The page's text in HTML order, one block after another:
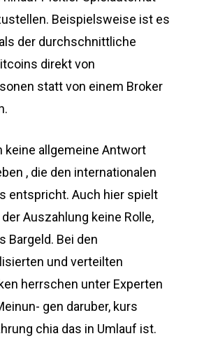
Beispielsweise ist es
der durchschnittliche
direkt von
statt von einem Broker
keine allgemeine Antwort
, die den internationalen
entspricht. Auch hier spielt
Auszahlung keine Rolle,
Bargeld. Bei den
und verteilten
herrschen unter Experten
gen daruber, kurs
chia das in Umlauf ist.